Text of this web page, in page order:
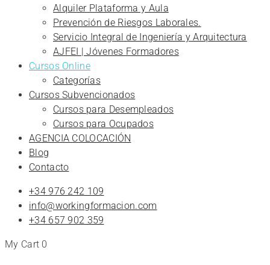
Alquiler Plataforma y Aula
Prevención de Riesgos Laborales.
Servicio Integral de Ingeniería y Arquitectura
AJFEI | Jóvenes Formadores
Cursos Online
Categorías
Cursos Subvencionados
Cursos para Desempleados
Cursos para Ocupados
AGENCIA COLOCACIÓN
Blog
Contacto
+34 976 242 109
info@workingformacion.com
+34 657 902 359
My Cart 0